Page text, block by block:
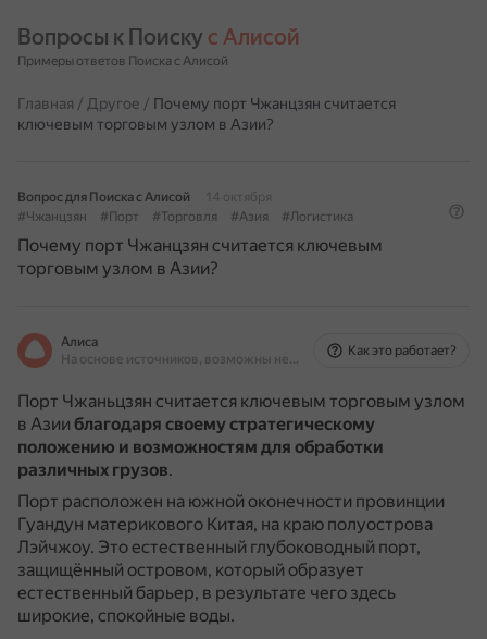
Вопросы к Поиску с Алисой
Примеры ответов Поиска с Алисой
Главная / Другое / Почему порт Чжанцзян считается
ключевым торговым узлом в Азии?
Вопрос для Поиска с Алисой
14 октября
#Чжанцзян
#Порт #Торговля #Азия #Логистика
Почему порт Чжанцзян считается ключевым
торговым узлом в Азии?
Алиса
На основе источников, возможны неточности
Как это работает?
Порт Чжаньцзян считается ключевым торговым узлом
в Азии благодаря своему стратегическому
положению и возможностям для обработки
различных грузов.
Порт расположен на южной оконечности провинции
Гуандун материкового Китая, на краю полуострова
Лэйчжоу. Это естественный глубоководный порт,
защищённый островом, который образует
естественный барьер, в результате чего здесь
широкие, спокойные воды.